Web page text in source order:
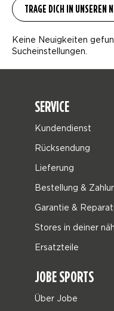
Keine Neuigkeiten
Sucheinstellungen.
SERVICE
Kundendienst
Rücksendung
Lieferung
Bestellung &
Garantie &
Stores in deiner
Ersatzteile
JOBE SPORTS
Über Jobe